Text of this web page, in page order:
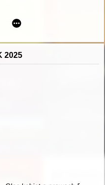
Rycerskiej w Legnicy na tle
2025